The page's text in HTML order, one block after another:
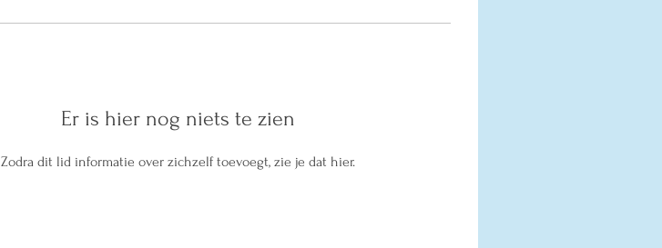
Er is hier nog niets te zien
Zodra dit lid informatie over zichzelf toevoegt, zie je dat hier.